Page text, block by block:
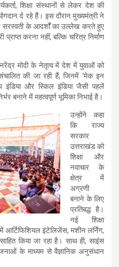
शिक्षा संस्थानों से लेकर देश की
दे रहे हैं। इस दौरान मुख्यमंत्री ने
सरस्वती के आदर्शों का उल्लेख करते हुए
प्राप्त करना नहीं, बल्कि चरित्र निर्माण
मोदी के नेतृत्व में देश में युवाओं को
की जा रही हैं, जिनमें ‘मेक इन
इंडिया और स्किल इंडिया जैसी पहलें
बनाने में महत्वपूर्ण भूमिका निभाई है।
उन्होंने कहा
कि राज्य
सरकार
उत्तराखंड को
शिक्षा और
नवाचार के
क्षेत्र में
अग्रणी
बनाने के लिए
प्रतिबद्ध है।
नई शिक्षा
आर्टिफिशियल इंटेलिजेंस, मशीन लर्निंग,
किया जा रहा है। साथ ही, साइंस
के माध्यम से वैज्ञानिक अनुसंधान